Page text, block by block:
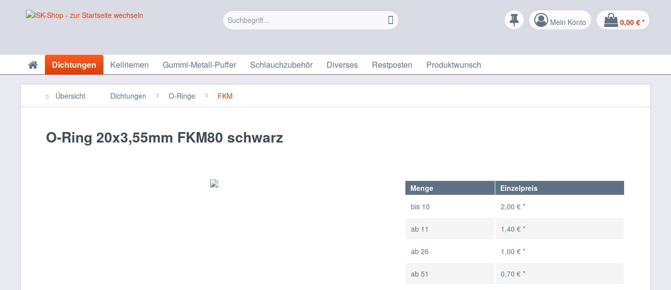
Mein Konto 0,00 € *
Dichtungen Keilriemen Gummi-Metall-Puffer Schlauchzubehör Diverses Restposten Produktwunsch
Übersicht Dichtungen O-Ringe FKM
O-Ring 20x3,55mm FKM80 schwarz
Menge
Einzelpreis
bis 10 2,00 € *
ab 11 1,40 € *
ab26 1,00 € *
ab51 0,70 € *